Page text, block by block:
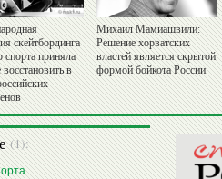
скейтбординга
спорта приняла
в
Михаил Мамиашвили:
Решение хорватских
властей является скрытой
формой бойкота России
(1):